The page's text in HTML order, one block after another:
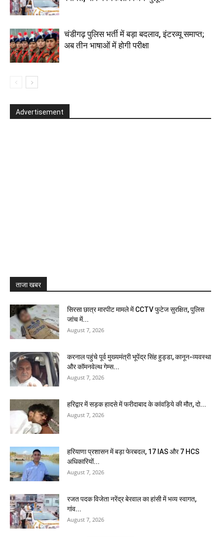
चंडीगढ़ पुलिस भर्ती में बड़ा बदलाव, इंटरव्यू समाप्त;
अब तीन भाषाओं में होगी परीक्षा
Advertisement
ताजा खबर
सिरसा छात्र मारपीट मामले में CCTV फुटेज सुरक्षित, पुलिस
जांच में...
August 7, 2026
करनाल पहुंचे पूर्व मुख्यमंत्री भूपेंद्र सिंह हुड्डा, कानून-व्यवस्था
और कॉमनवेल्थ गेम्स...
August 7, 2026
हरिद्वार में सड़क हादसे में फरीदाबाद के कांवड़िये की मौत, दो...
August 7, 2026
हरियाणा प्रशासन में बड़ा फेरबदल, 17 IAS और 7 HCS
अधिकारियों...
August 7, 2026
रजत पदक विजेता नरेंद्र बेरवाल का हांसी में भव्य स्वागत,
गांव...
August 7, 2026